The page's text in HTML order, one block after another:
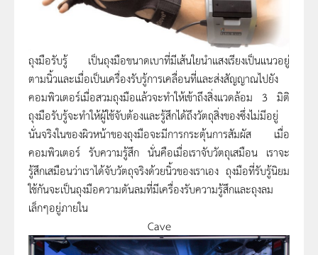
ถุงมือรับรู้ เป็นถุงมือขนาดเบาที่มีเส้นใยนำแสงเรียงเป็นแนวอยู่
ตามนิ้วและเมื่อเป็นเครื่องรับรู้การเคลื่อนที่และส่งสัญญาณไปยัง
คอมพิวเตอร์เมื่อสวมถุงมือแล้วจะทำให้เข้าถึงสิ่งแวดล้อม 3 มิติ
ถุงมือรับรู้จะทำให้ผู้ใช้จับต้องและรู้สึกได้ถึงวัตถุสิ่งของซึ่งไม่มีอยู่
นั่นจริงในของผิวหน้าของถุงมือจะมีการกระตุ้นการสัมผัส เมื่อ
คอมพิวเตอร์ รับความรู้สึก นั่นคือเมื่อเราจับวัตถุเสมือน เราจะ
รู้สึกเสมือนว่าเราได้จับวัตถุจริงด้วยนิ้วของเราเอง ถุงมือที่รับรู้นิยม
ใช้กันจะเป็นถุงมือความดันลมที่มีเครื่องรับความรู้สึกและถุงลม
เล็กๆอยู่ภายใน
Cave